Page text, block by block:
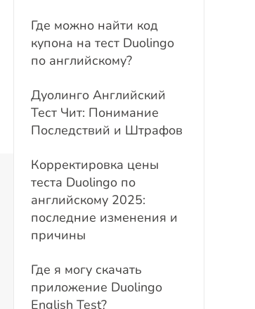
Где можно найти код
купона на тест Duolingo
по английскому?
Дуолингo Английский
Тест Чит: Понимание
Последствий и Штрафов
Корректировка цены
теста Duolingo по
английскому 2025:
последние изменения и
причины
Где я могу скачать
приложение Duolingo
English Test?